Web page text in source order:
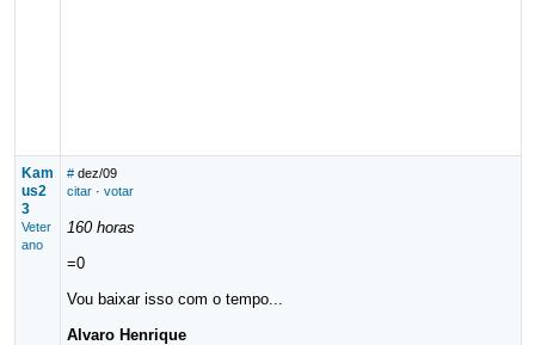
Kam
us2
3
Veter
ano
# dez/09
citar· votar
160 horas
=0
Vou baixar isso com o tempo...
Alvaro Henrique